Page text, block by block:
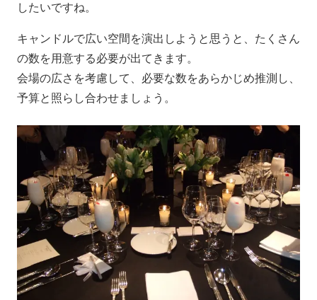
したいですね。
キャンドルで広い空間を演出しようと思うと、たくさん
の数を用意する必要が出てきます。
会場の広さを考慮して、必要な数をあらかじめ推測し、
予算と照らし合わせましょう。